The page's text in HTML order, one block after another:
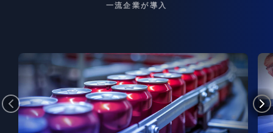
一流企業が導入